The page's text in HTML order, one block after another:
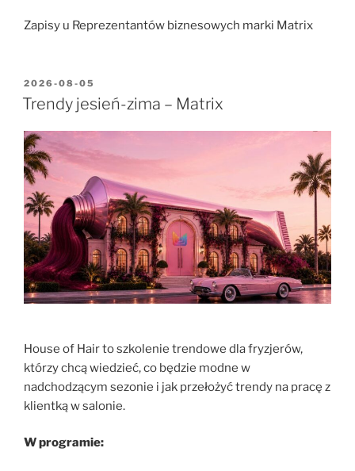
Zapisy u Reprezentantów biznesowych marki Matrix
2026-08-05
Trendy jesień-zima – Matrix
House of Hair to szkolenie trendowe dla fryzjerów,
którzy chcą wiedzieć, co będzie modne w
nadchodzącym sezonie i jak przełożyć trendy na pracę z
klientką w salonie.
W programie: